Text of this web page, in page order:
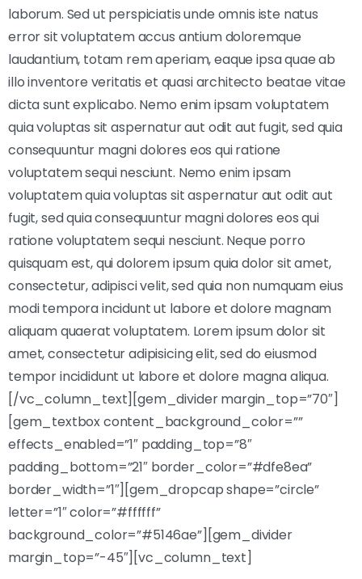
laborum. Sed ut perspiciatis unde omnis iste natus
error sit voluptatem accus antium doloremque
laudantium, totam rem aperiam, eaque ipsa quae ab
illo inventore veritatis et quasi architecto beatae vitae
dicta sunt explicabo. Nemo enim ipsam voluptatem
quia voluptas sit aspernatur aut odit aut fugit, sed quia
consequuntur magni dolores eos qui ratione
voluptatem sequi nesciunt. Nemo enim ipsam
voluptatem quia voluptas sit aspernatur aut odit aut
fugit, sed quia consequuntur magni dolores eos qui
ratione voluptatem sequi nesciunt. Neque porro
quisquam est, qui dolorem ipsum quia dolor sit amet,
consectetur, adipisci velit, sed quia non numquam eius
modi tempora incidunt ut labore et dolore magnam
aliquam quaerat voluptatem. Lorem ipsum dolor sit
amet, consectetur adipisicing elit, sed do eiusmod
tempor incididunt ut labore et dolore magna aliqua.
[/vc_column_text][gem_divider margin_top=”70″]
[gem_textbox content_background_color=””
effects_enabled=”1″ padding_top=”8″
padding_bottom=”21″ border_color=”#dfe8ea”
border_width=”1″][gem_dropcap shape=”circle”
letter=”1″ color=”#ffffff”
background_color=”#5146ae”][gem_divider
margin_top=”-45″][vc_column_text]